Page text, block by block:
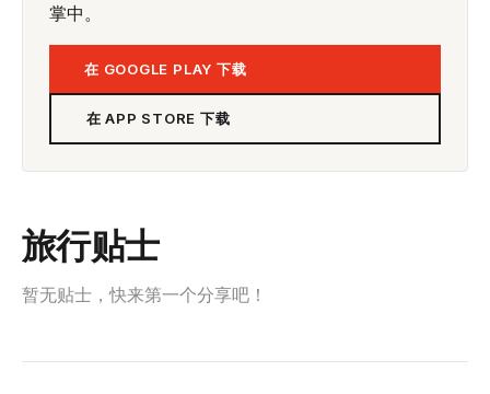
掌中。
在 GOOGLE PLAY 下载
在 APP STORE 下载
旅行贴士
暂无贴士，快来第一个分享吧！